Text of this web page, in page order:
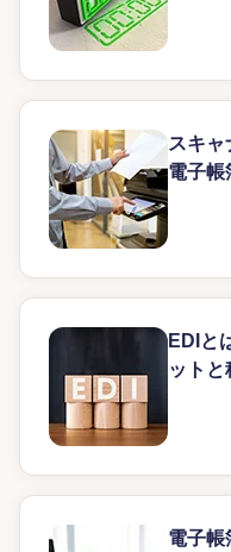
スキャ
電子帳
EDIと
ット
電子帳